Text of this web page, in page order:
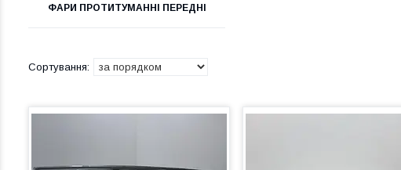
ФАРИ ПРОТИТУМАННІ ПЕРЕДНІ